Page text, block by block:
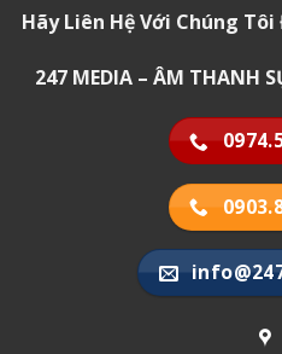
Hãy Liên Hệ Với Chúng
247 MEDIA – ÂM THANH